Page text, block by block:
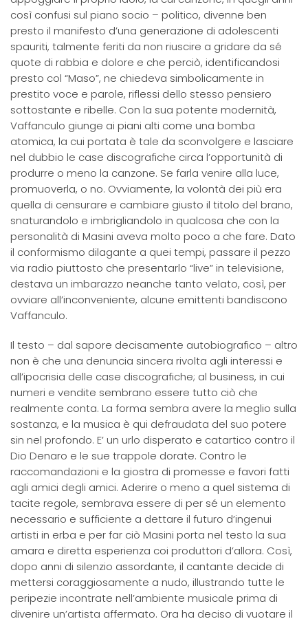
così confusi sul piano socio – politico, divenne ben
presto il manifesto d’una generazione di adolescenti
spauriti, talmente feriti da non riuscire a gridare da sé
quote di rabbia e dolore e che perciò, identificandosi
presto col “Maso”, ne chiedeva simbolicamente in
prestito voce e parole, riflessi dello stesso pensiero
sottostante e ribelle. Con la sua potente modernità,
Vaffanculo giunge ai piani alti come una bomba
atomica, la cui portata è tale da sconvolgere e lasciare
nel dubbio le case discografiche circa l’opportunità di
produrre o meno la canzone. Se farla venire alla luce,
promuoverla, o no. Ovviamente, la volontà dei più era
quella di censurare e cambiare giusto il titolo del brano,
snaturandolo e imbrigliandolo in qualcosa che con la
personalità di Masini aveva molto poco a che fare. Dato
il conformismo dilagante a quei tempi, passare il pezzo
via radio piuttosto che presentarlo “live” in televisione,
destava un imbarazzo neanche tanto velato, così, per
ovviare all’inconveniente, alcune emittenti bandiscono
Vaffanculo.
Il testo – dal sapore decisamente autobiografico – altro
non è che una denuncia sincera rivolta agli interessi e
all’ipocrisia delle case discografiche; al business, in cui
numeri e vendite sembrano essere tutto ciò che
realmente conta. La forma sembra avere la meglio sulla
sostanza, e la musica è qui defraudata del suo potere
sin nel profondo. E’ un urlo disperato e catartico contro il
Dio Denaro e le sue trappole dorate. Contro le
raccomandazioni e la giostra di promesse e favori fatti
agli amici degli amici. Aderire o meno a quel sistema di
tacite regole, sembrava essere di per sé un elemento
necessario e sufficiente a dettare il futuro d’ingenui
artisti in erba e per far ciò Masini porta nel testo la sua
amara e diretta esperienza coi produttori d’allora. Così,
dopo anni di silenzio assordante, il cantante decide di
mettersi coraggiosamente a nudo, illustrando tutte le
peripezie incontrate nell’ambiente musicale prima di
divenire un’artista affermato. Ora ha deciso di vuotare il